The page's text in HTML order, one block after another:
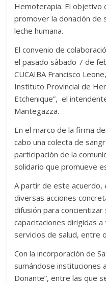
Hemoterapia. El objetivo
promover la donación de
leche humana.
El convenio de
el pasado sàbado 7 de
CUCAIBA Francisco
Instituto Provincial de
Etchenique”, el
Mantegazza.
En el marco de la firma
cabo una colecta de
participación de la
solidario que promueve
A partir de este acuerdo,
diversas acciones
difusión para
capacitaciones dirigidas
servicios de salud, entre
Con la incorporación de
sumándose instituciones
Donante”, entre las que